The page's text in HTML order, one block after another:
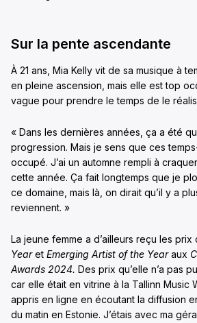
Sur la pente ascendante
À 21 ans, Mia Kelly vit de sa musique à
en pleine ascension, mais elle est top
vague pour prendre le temps de le
« Dans les dernières années, ça a été
progression. Mais je sens que ces
occupé. J’ai un automne rempli à
cette année. Ça fait longtemps que je
ce domaine, mais là, on dirait qu’il y a
reviennent. »
La jeune femme a d’ailleurs reçu les prix
Yearet Emerging Artist of the Yearaux
Awards 2024. Des prix qu’elle n’a pas
car elle était en vitrine à la Tallinn Music
appris en ligne en écoutant la diffusion
du matin en Estonie. J’étais avec ma